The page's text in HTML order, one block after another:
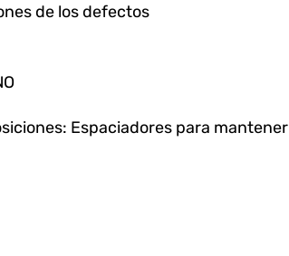
de los defectos
Espaciadores para mantener